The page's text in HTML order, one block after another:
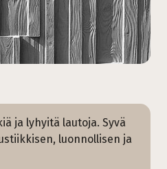
ja lyhyitä lautoja. Syvä
luonnollisen ja